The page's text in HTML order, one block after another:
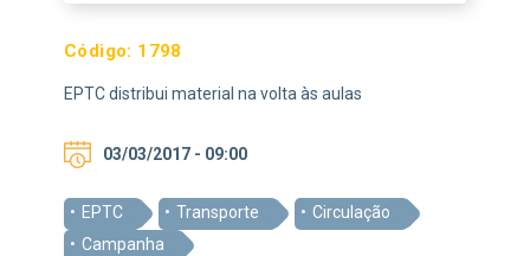
Código: 1798
EPTC distribui material na volta às aulas
03/03/2017 - 09:00
EPTC Transporte
Circulação
Campanha